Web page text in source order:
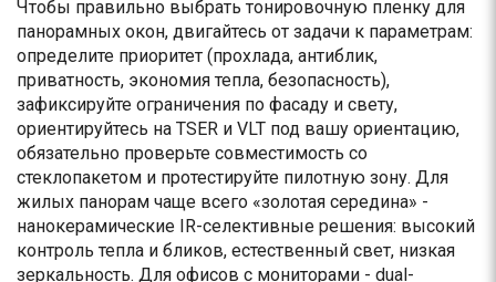
Чтобы правильно выбрать тонировочную пленку для
панорамных окон, двигайтесь от задачи к параметрам:
определите приоритет (прохлада, антиблик,
приватность, экономия тепла, безопасность),
зафиксируйте ограничения по фасаду и свету,
ориентируйтесь на TSER и VLT под вашу ориентацию,
обязательно проверьте совместимость со
стеклопакетом и протестируйте пилотную зону. Для
жилых панорам чаще всего «золотая середина» -
нанокерамические IR-селективные решения: высокий
контроль тепла и бликов, естественный свет, низкая
зеркальность. Для офисов с мониторами - dual-